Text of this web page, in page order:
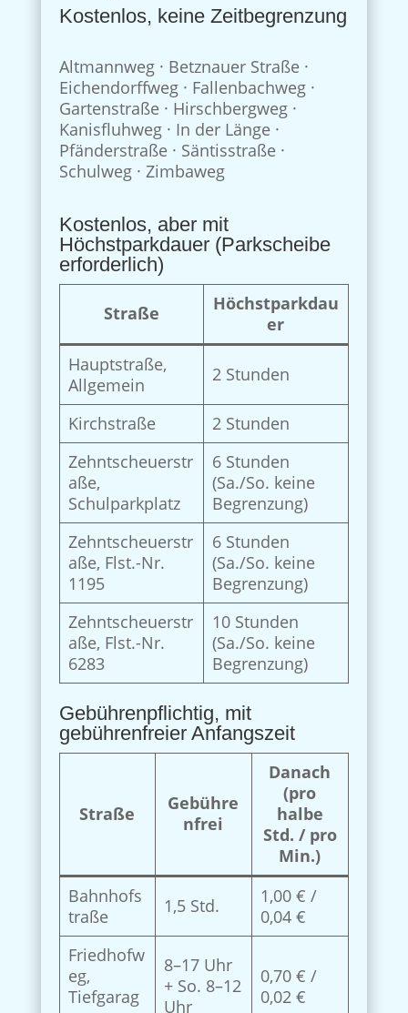
Kostenlos, keine Zeitbegrenzung
Altmannweg · Betznauer Straße ·
Eichendorffweg · Fallenbachweg ·
Gartenstraße · Hirschbergweg ·
Kanisfluhweg · In der Länge ·
Pfänderstraße · Säntisstraße ·
Schulweg · Zimbaweg
Kostenlos, aber mit
Höchstparkdauer (Parkscheibe
erforderlich)
Straße
Höchstparkdau
er
Hauptstraße,
Allgemein
2 Stunden
Kirchstraße
2 Stunden
Zehntscheuerstr
aße,
Schulparkplatz
6 Stunden
(Sa./So. keine
Begrenzung)
Zehntscheuerstr
aße, Flst.-Nr.
1195
6 Stunden
(Sa./So. keine
Begrenzung)
Zehntscheuerstr
aße, Flst.-Nr.
6283
10 Stunden
(Sa./So. keine
Begrenzung)
Gebührenpflichtig, mit
gebührenfreier Anfangszeit
Straße
Gebühre
nfrei
Danach
(pro
halbe
Std. / pro
Min.)
Bahnhofs
traße
1,5 Std.
1,00 € /
0,04 €
Friedhofw
eg,
Tiefgarag
8–17 Uhr
+ So. 8–12
Uhr
0,70 € /
0,02 €